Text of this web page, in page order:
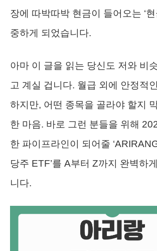
장에 따박따박 현금이 들어오는 ‘현
중하게 되었습니다.
아마 이 글을 읽는 당신도 저와 비
고 계실 겁니다. 월급 외에 안정적
하지만, 어떤 종목을 골라야 할지
한 마음. 바로 그런 분들을 위해
한 파이프라인이 되어줄
당주 ETF’를 A부터 Z까지 완벽하
니다.